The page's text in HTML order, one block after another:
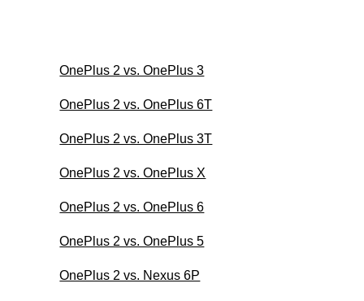
OnePlus 2 vs. OnePlus 3
OnePlus 2 vs. OnePlus 6T
OnePlus 2 vs. OnePlus 3T
OnePlus 2 vs. OnePlus X
OnePlus 2 vs. OnePlus 6
OnePlus 2 vs. OnePlus 5
OnePlus 2 vs. Nexus 6P